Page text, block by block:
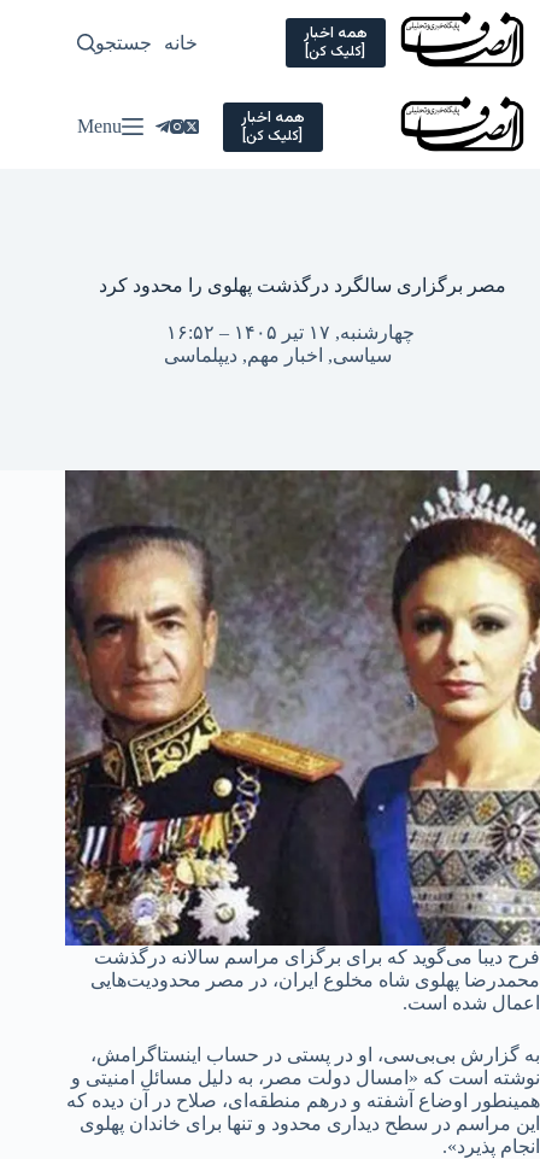
Skip
content
همه اخبار
[کلیک کن] خانه سیاسی
جستجو
همه اخبار
[کلیک کن] Menu
مصر برگزاری سالگرد درگذشت پهلوی را محدود کرد
چهارشنبه, ۱۷ تیر ۱۴۰۵ – ۱۶:۵۲
سیاسی, اخبار مهم, دیپلماسی
فرح دیبا می‌گوید که برای برگزای مراسم سالانه درگذشت
محمدرضا پهلوی شاه مخلوع ایران، در مصر محدودیت‌هایی
اعمال شده است.
به گزارش بی‌بی‌سی، او در پستی در حساب اینستاگرامش،
نوشته است که «امسال دولت مصر، به دلیل مسائل امنیتی و
همینطور اوضاع آشفته و درهم منطقه‌ای، صلاح در آن دیده که
این مراسم در سطح دیداری محدود و تنها برای خاندان پهلوی
انجام پذیرد».